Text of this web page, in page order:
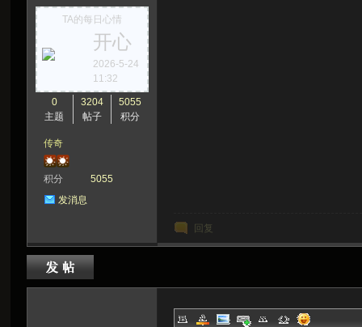
TA的每日心情
开心
2026-5-24
11:32
0
主题
3204
帖子
5055
积分
传奇
积分
5055
发消息
回复